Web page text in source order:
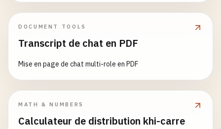
DOCUMENT TOOLS
Transcript de chat en PDF
Mise en page de chat multi-role en PDF
MATH & NUMBERS
Calculateur de distribution khi-carre